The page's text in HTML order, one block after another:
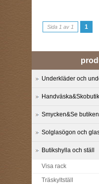
Sida 1 av 1 1
Underkläder och
Smycken&Se
Solglasögon och
Butikshylla och ställ
Visa rack
Träskyltställ